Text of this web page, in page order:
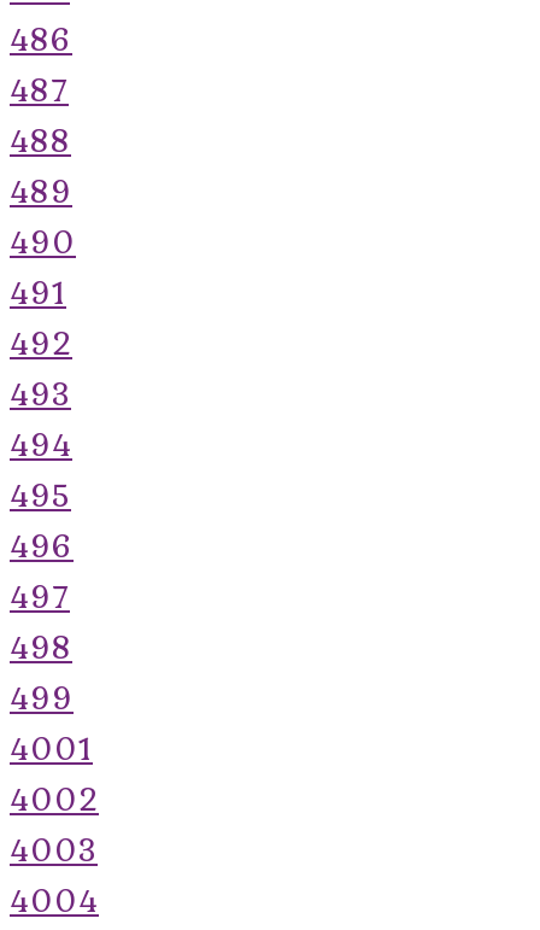
486
487
488
489
490
491
492
493
494
495
496
497
498
499
4001
4002
4003
4004